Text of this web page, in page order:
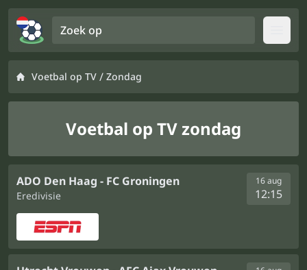
Voetbal op TV / Zondag
Voetbal op TV zondag
ADO Den Haag - FC Groningen
Eredivisie
16 aug
12:15